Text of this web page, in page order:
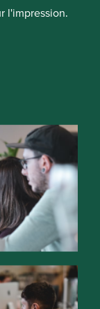
l'impression.